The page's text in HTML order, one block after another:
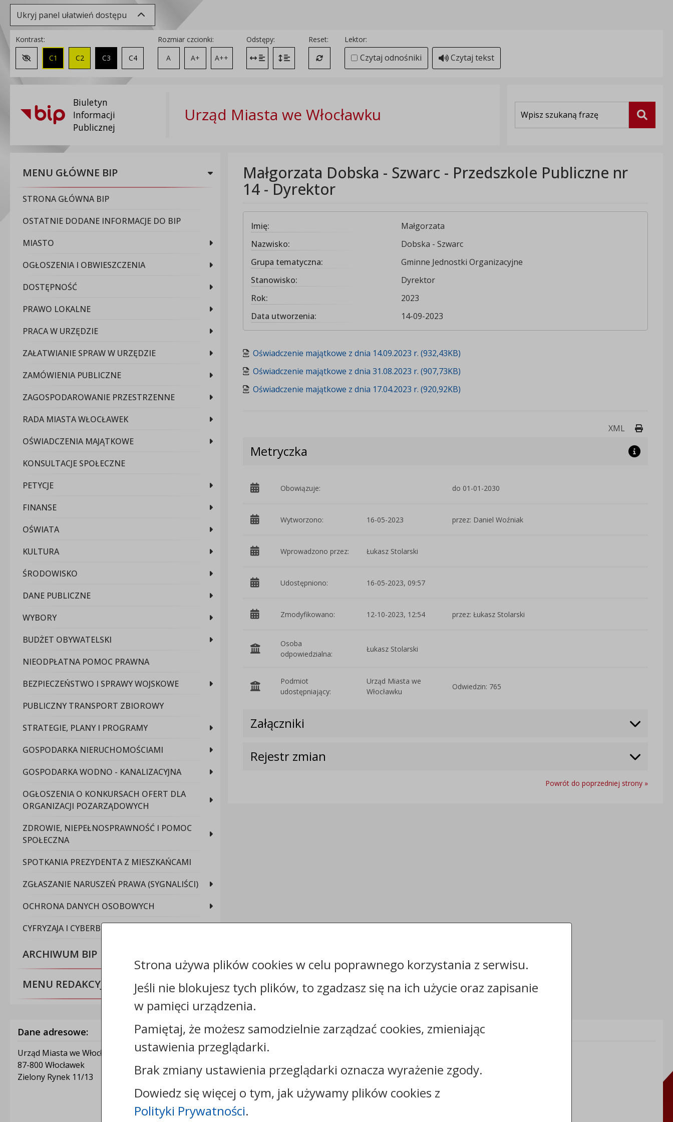
Ukryj panel ułatwień dostępu
Kontrast:
Zmień kontrast na domyślny
C1 C2 C3 C4
Rozmiar czcionki:
A
A+ A++
Odstępy:
Zmień odstęp między literami
Zmień interlinię i margines między paragrafami
Reset:
Przywróć ustawienia domyślne
Lektor:
Czytaj odnośniki Czytaj tekst
Biuletyn
Informacji
Publicznej
Urząd Miasta we Włocławku Szukaj
MENU GŁÓWNE BIP
STRONA GŁÓWNA BIP
OSTATNIE DODANE INFORMACJE DO BIP
MIASTO
OGŁOSZENIA I OBWIESZCZENIA
DOSTĘPNOŚĆ
PRAWO LOKALNE
PRACA W URZĘDZIE
ZAŁATWIANIE SPRAW W URZĘDZIE
ZAMÓWIENIA PUBLICZNE
ZAGOSPODAROWANIE PRZESTRZENNE
RADA MIASTA WŁOCŁAWEK
OŚWIADCZENIA MAJĄTKOWE
KONSULTACJE SPOŁECZNE
PETYCJE
FINANSE
OŚWIATA
KULTURA
ŚRODOWISKO
DANE PUBLICZNE
WYBORY
BUDŻET OBYWATELSKI
NIEODPŁATNA POMOC PRAWNA
BEZPIECZEŃSTWO I SPRAWY WOJSKOWE
PUBLICZNY TRANSPORT ZBIOROWY
STRATEGIE, PLANY I PROGRAMY
GOSPODARKA NIERUCHOMOŚCIAMI
GOSPODARKA WODNO - KANALIZACYJNA
OGŁOSZENIA O KONKURSACH OFERT DLA
ORGANIZACJI POZARZĄDOWYCH
ZDROWIE, NIEPEŁNOSPRAWNOŚĆ I POMOC
SPOŁECZNA
SPOTKANIA PREZYDENTA Z MIESZKAŃCAMI
ZGŁASZANIE NARUSZEŃ PRAWA (SYGNALIŚCI)
OCHRONA DANYCH OSOBOWYCH
CYFRYZAJA I CYBERBEZPIECZEŃSTWO
ARCHIWUM BIP
MENU REDAKCYJNE
Małgorzata Dobska - Szwarc - Przedszkole Publiczne nr
14 - Dyrektor
Imię:
Małgorzata
Nazwisko:
Dobska - Szwarc
Grupa tematyczna:
Gminne Jednostki Organizacyjne
Stanowisko:
Dyrektor
Rok:
2023
Data utworzenia:
14-09-2023
Oświadczenie majątkowe z dnia 14.09.2023 r. (932,43KB)
Oświadczenie majątkowe z dnia 31.08.2023 r. (907,73KB)
Oświadczenie majątkowe z dnia 17.04.2023 r. (920,92KB)
XML Drukuj
Metryczka
Obowiązuje: do 01-01-2030
Wytworzono: 16-05-2023 przez: Daniel Woźniak
Wprowadzono przez: Łukasz Stolarski
Udostępniono: 16-05-2023, 09:57
Zmodyfikowano: 12-10-2023, 12:54 przez: Łukasz Stolarski
Osoba
odpowiedzialna:
Łukasz Stolarski
Podmiot
udostępniający:
Urząd Miasta we
Włocławku
Odwiedzin: 765
Załączniki
Rejestr zmian
Powrót do poprzedniej strony »
Dane adresowe:
Urząd Miasta we Włocławku
87-800 Włocławek
Zielony Rynek 11/13
Kontakt:
tel.:+48544144000
faks: +48544144444
e-mail:poczta@um.wloclawek.pl
skrytka ePUAP: /umwloclawek/SkrytkaESP lub
/umwloclawek/skrytka
strona www:
Informacje dodatkowe:
REGON: 910866910
TERYT: 0464011
Strona używa plików cookies w celu poprawnego korzystania z serwisu.
Jeśli nie blokujesz tych plików, to zgadzasz się na ich użycie oraz zapisanie
w pamięci urządzenia.
Pamiętaj, że możesz samodzielnie zarządzać cookies, zmieniając
ustawienia przeglądarki.
Brak zmiany ustawienia przeglądarki oznacza wyrażenie zgody.
Dowiedz się więcej o tym, jak używamy plików cookies z
Polityki Prywatności.